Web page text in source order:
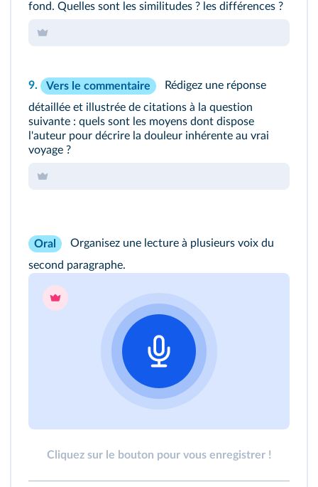
fond. Quelles sont les similitudes ? les différences ?
9. Vers le commentaire
Rédigez une réponse
détaillée et illustrée de citations à la question
suivante : quels sont les moyens dont dispose
l'auteur pour décrire la douleur inhérente au vrai
voyage ?
Oral
Organisez une lecture à plusieurs voix du
second paragraphe.
Cliquez sur le bouton pour vous enregistrer !